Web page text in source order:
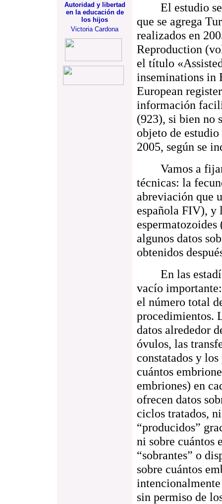
Autoridad y libertad
en la educación de
los hijos
Victoria Cardona
El estudio se
que se agrega
realizados en
Reproduction
el título
inseminations in
European
información
(923), si bien no
objeto de
2005, según se
Vamos a
técnicas: la
abreviación que
española FIV), y
algunos datos
obtenidos
En las
vacío
el número total
procedimientos.
datos alrededor
óvulos, las
constatados y
cuántos
embriones) en
ofrecen datos
ciclos tratados,
“producidos”
ni sobre cuántos
“sobrantes” o
sobre cuántos
sin permiso de